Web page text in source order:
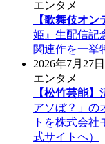
エンタメ
【歌舞伎オン
姫』生配信記
関連作を一挙
2026年7月27日
エンタメ
【松竹芸能】
アソぼ？」の
トを株式会
式サイトへ）